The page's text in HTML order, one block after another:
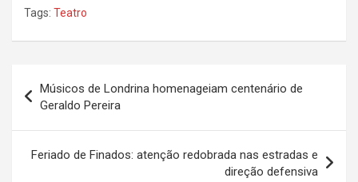
Tags: Teatro
de
Post
Músicos de Londrina homenageiam centenário de
Geraldo Pereira
Feriado de Finados: atenção redobrada nas estradas e
direção defensiva